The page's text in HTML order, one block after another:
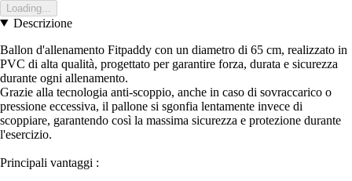
Loading...
Descrizione
Ballon d'allenamento Fitpaddy con un diametro di 65 cm, realizzato in
PVC di alta qualità, progettato per garantire forza, durata e sicurezza
durante ogni allenamento.
Grazie alla tecnologia anti-scoppio, anche in caso di sovraccarico o
pressione eccessiva, il pallone si sgonfia lentamente invece di
scoppiare, garantendo così la massima sicurezza e protezione durante
l'esercizio.
Principali vantaggi :